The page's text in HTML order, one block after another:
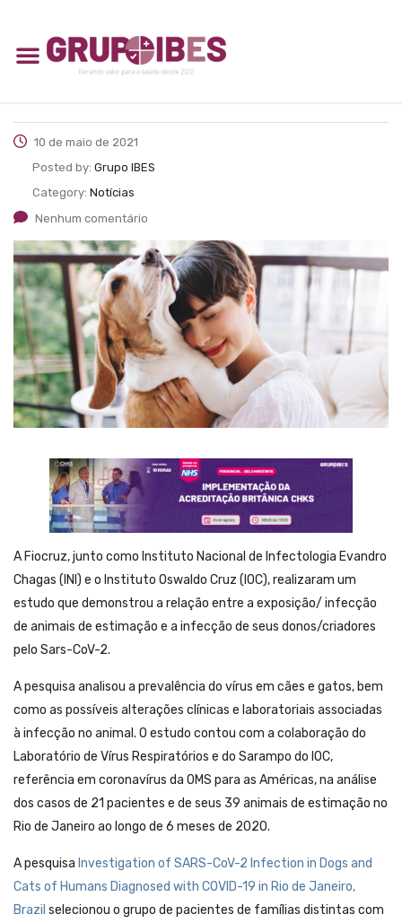
10 de maio de 2021
Posted by: Grupo IBES
Category: Notícias
Nenhum comentário
A Fiocruz, junto como Instituto Nacional de Infectologia Evandro
Chagas (INI) e o Instituto Oswaldo Cruz (IOC), realizaram um
estudo que demonstrou a relação entre a exposição/ infecção
de animais de estimação e a infecção de seus donos/criadores
pelo Sars-CoV-2.
A pesquisa analisou a prevalência do vírus em cães e gatos, bem
como as possíveis alterações clínicas e laboratoriais associadas
à infecção no animal. O estudo contou com a colaboração do
Laboratório de Vírus Respiratórios e do Sarampo do IOC,
referência em coronavírus da OMS para as Américas, na análise
dos casos de 21 pacientes e de seus 39 animais de estimação no
Rio de Janeiro ao longo de 6 meses de 2020.
A pesquisa Investigation of SARS-CoV-2 Infection in Dogs and
Cats of Humans Diagnosed with COVID-19 in Rio de Janeiro,
Brazil selecionou o grupo de pacientes de famílias distintas com